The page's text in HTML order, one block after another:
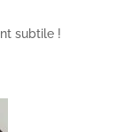
subtile !